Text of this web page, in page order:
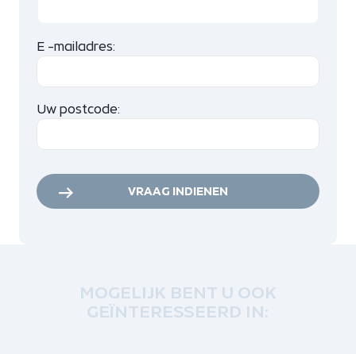
E -mailadres:
Uw postcode:
VRAAG INDIENEN
MOGELIJK BENT U OOK
GEÏNTERESSEERD IN: